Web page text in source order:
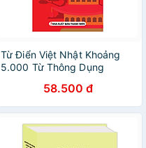
Từ Điển Việt Nhật Khoảng
5.000 Từ Thông Dụng
58.500 đ